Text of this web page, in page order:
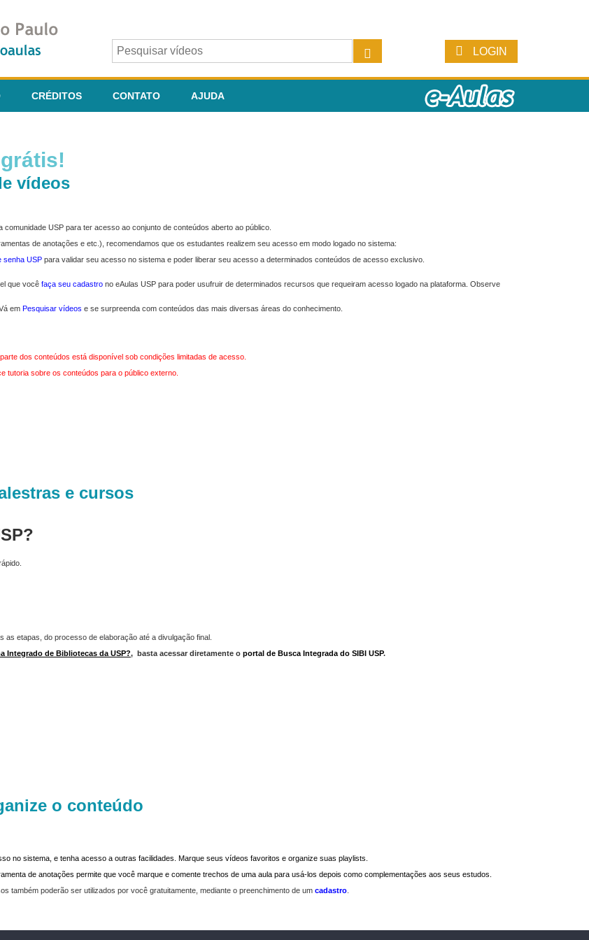
LOGIN
CRÉDITOS CONTATO AJUDA
vídeos
comunidade USP para ter acesso ao conjunto de conteúdos aberto ao público.
de anotações e etc.), recomendamos que os estudantes realizem seu acesso em modo logado no sistema:
senha USP para validar seu acesso no sistema e poder liberar seu acesso a determinados conteúdos de acesso exclusivo.
que você faça seu cadastro no eAulas USP para poder usufruir de determinados recursos que requeiram acesso logado na plataforma. Observe
em Pesquisar vídeos e se surpreenda com conteúdos das mais diversas áreas do conhecimento.
dos conteúdos está disponível sob condições limitadas de acesso.
tutoria sobre os conteúdos para o público externo.
e cursos
etapas, do processo de elaboração até a divulgação final.
Integrado de Bibliotecas da USP?, basta acessar diretamente o portal de Busca Integrada do SIBI USP.
o conteúdo
no sistema, e tenha acesso a outras facilidades. Marque seus vídeos favoritos e organize suas playlists.
de anotações permite que você marque e comente trechos de uma aula para usá-los depois como complementações aos seus estudos.
também poderão ser utilizados por você gratuitamente, mediante o preenchimento de um cadastro